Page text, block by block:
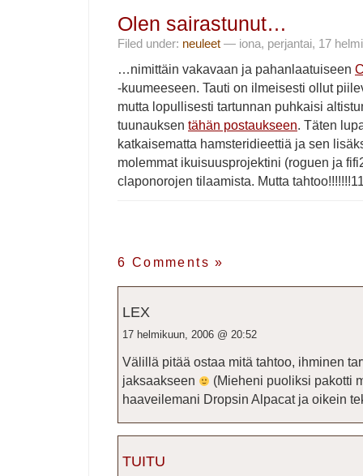
Olen sairastunut…
Filed under: neuleet — iona, perjantai, 17
…nimittäin vakavaan ja pahanlaatuiseen
-kuumeeseen. Tauti on ilmeisesti ollut
mutta lopullisesti tartunnan puhkaisi
tuunauksen tähän postaukseen. Täten
katkaisematta hamsteridieettiä ja sen
molemmat ikuisuusprojektini (roguen ja
claponorojen tilaamista. Mutta
6 Comments»
LEX
17 helmikuun, 2006 @ 20:52
Välillä pitää ostaa mitä tahtoo, ihminen
jaksaakseen
(Mieheni puoliksi pakotti
haaveilemani Dropsin Alpacat ja oikein
TUITU